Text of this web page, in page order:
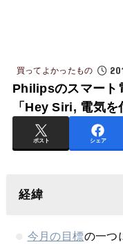
買ってよかったもの
Philipsのスマート
「Hey Siri, 電気
ポスト シェア
経緯
今月の目標の一つ